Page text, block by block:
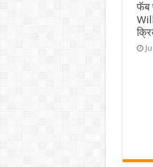
फॅब